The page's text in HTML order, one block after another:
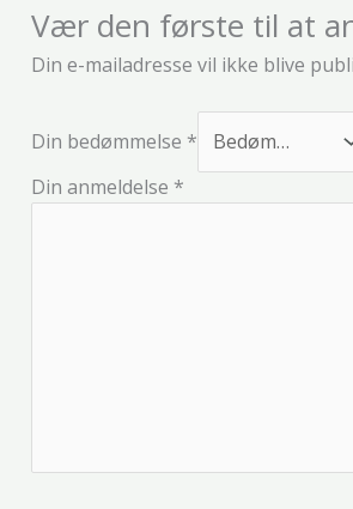
Vær den første til at
Din e-mailadresse vil ikke blive
Din bedømmelse *
Din anmeldelse *